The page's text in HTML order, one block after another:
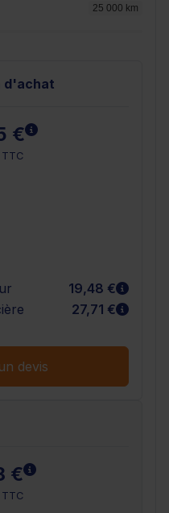
25 000 km
d'achat
€ En savoir plus
19,48 €
En
27,71 € En
devis
€ En savoir plus